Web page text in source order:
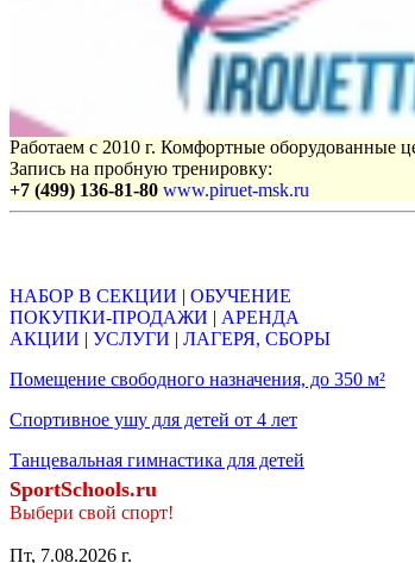
Работаем с 2010 г. Комфортные оборудованные
Запись на пробную тренировку:
+7 (499) 136-81-80 www.piruet-msk.ru
НАБОР В СЕКЦИИ | ОБУЧЕНИЕ
ПОКУПКИ-ПРОДАЖИ | АРЕНДА
АКЦИИ | УСЛУГИ | ЛАГЕРЯ, СБОРЫ
Помещение свободного назначения, до 350 м²
Спортивное ушу для детей от 4 лет
Танцевальная гимнастика для детей
SportSchools.ru
Выбери свой спорт!
Пт, 7.08.2026 г.